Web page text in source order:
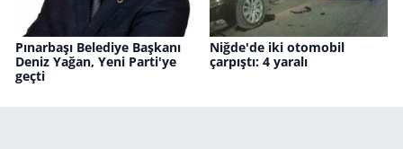
Pınarbaşı Belediye Başkanı
Deniz Yağan, Yeni Parti'ye
geçti
Niğde'de iki otomobil
çarpıştı: 4 yaralı